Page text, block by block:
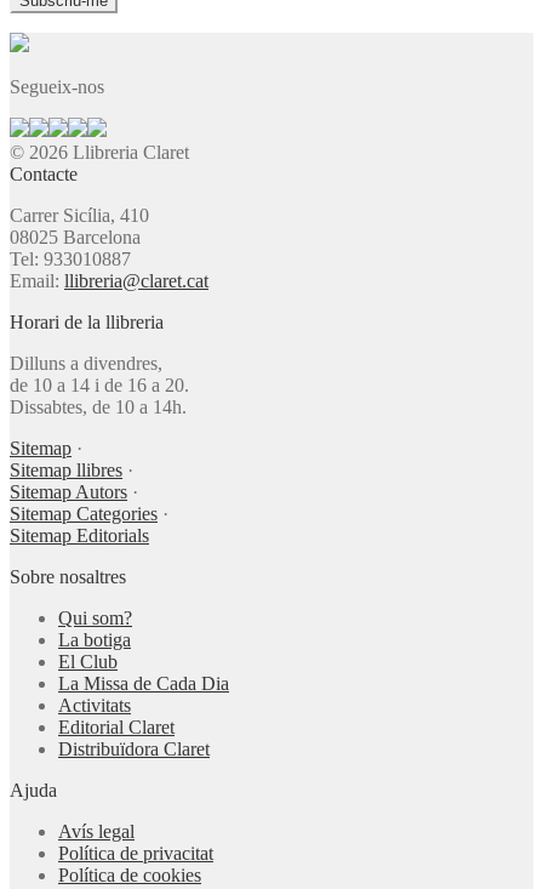
Segueix-nos
© 2026 Llibreria Claret
Contacte
Carrer Sicília, 410
08025 Barcelona
Tel: 933010887
Email: llibreria@claret.cat
Horari de la llibreria
Dilluns a divendres,
de 10 a 14 i de 16 a 20.
Dissabtes, de 10 a 14h.
Sitemap ·
Sitemap llibres ·
Sitemap Autors ·
Sitemap Categories ·
Sitemap Editorials
Sobre nosaltres
Qui som?
La botiga
El Club
La Missa de Cada Dia
Activitats
Editorial Claret
Distribuïdora Claret
Ajuda
Avís legal
Política de privacitat
Política de cookies